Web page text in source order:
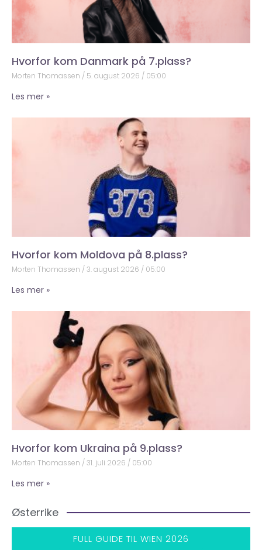
Hvorfor kom Danmark på 7.plass?
Morten Thomassen 5. august 2026 05:00
Les mer »
Hvorfor kom Moldova på 8.plass?
Morten Thomassen 3. august 2026 05:00
Les mer »
Hvorfor kom Ukraina på 9.plass?
Morten Thomassen 31. juli 2026 05:00
Les mer »
Østerrike
FULL GUIDE TIL WIEN 2026